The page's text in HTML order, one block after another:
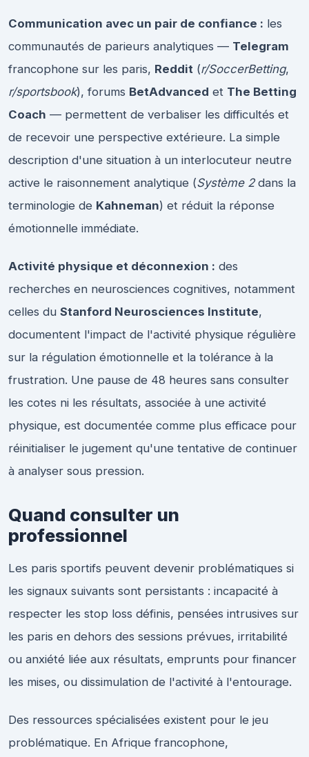
Communication avec un pair de confiance : les
communautés de parieurs analytiques — Telegram
francophone sur les paris, Reddit (r/SoccerBetting,
r/sportsbook), forums BetAdvanced et The Betting
Coach — permettent de verbaliser les difficultés et
de recevoir une perspective extérieure. La simple
description d'une situation à un interlocuteur neutre
active le raisonnement analytique (Système 2dans la
terminologie de Kahneman) et réduit la réponse
émotionnelle immédiate.
Activité physique et déconnexion : des
recherches en neurosciences cognitives, notamment
celles du Stanford Neurosciences Institute,
documentent l'impact de l'activité physique régulière
sur la régulation émotionnelle et la tolérance à la
frustration. Une pause de 48 heures sans consulter
les cotes ni les résultats, associée à une activité
physique, est documentée comme plus efficace pour
réinitialiser le jugement qu'une tentative de continuer
à analyser sous pression.
Quand consulter un
professionnel
Les paris sportifs peuvent devenir problématiques si
les signaux suivants sont persistants : incapacité à
respecter les stop loss définis, pensées intrusives sur
les paris en dehors des sessions prévues, irritabilité
ou anxiété liée aux résultats, emprunts pour financer
les mises, ou dissimulation de l'activité à l'entourage.
Des ressources spécialisées existent pour le jeu
problématique. En Afrique francophone,